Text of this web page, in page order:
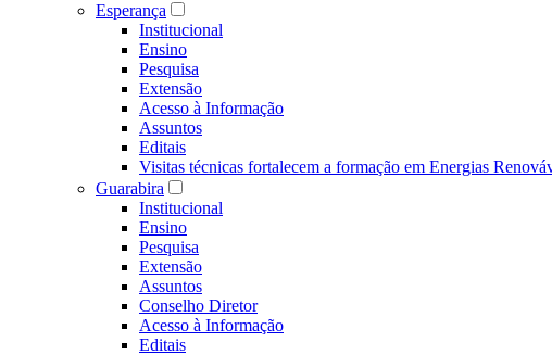
Esperança
Institucional
Ensino
Pesquisa
Extensão
Acesso à Informação
Assuntos
Editais
Visitas técnicas fortalecem a formação em Energias
Guarabira
Institucional
Ensino
Pesquisa
Extensão
Assuntos
Conselho Diretor
Acesso à Informação
Editais